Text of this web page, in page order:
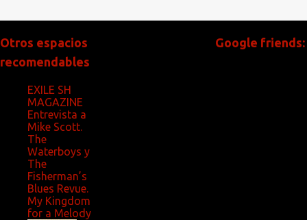
Otros espacios
recomendables
EXILE SH
MAGAZINE
Entrevista a
Mike Scott.
The
Waterboys y
The
Fisherman’s
Blues Revue.
My Kingdom
for a Melody
Google friends: